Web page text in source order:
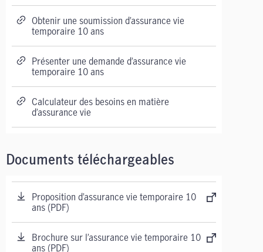
Obtenir une soumission d’assurance vie
temporaire 10 ans
Présenter une demande d’assurance vie
temporaire 10 ans
Calculateur des besoins en matière
d’assurance vie
Documents téléchargeables
Proposition d’assurance vie temporaire 10
ans (PDF)
Brochure sur l’assurance vie temporaire 10
ans (PDF)